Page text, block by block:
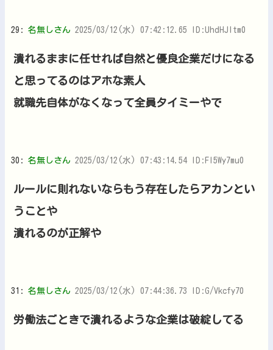
29: 名無しさん 2025/03/12(水) 07:42:12.65 ID:UhdHJItm0
潰れるままに任せれば自然と優良企業だけになる
と思ってるのはアホな素人
就職先自体がなくなって全員タイミーやで
30: 名無しさん 2025/03/12(水) 07:43:14.54 ID:Fl5Wy7mu0
ルールに則れないならもう存在したらアカンとい
うことや
潰れるのが正解や
31: 名無しさん 2025/03/12(水) 07:44:36.73 ID:G/Vkcfy70
労働法ごときで潰れるような企業は破綻してる